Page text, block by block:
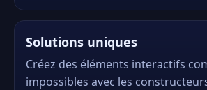
Solutions uniques
Créez des éléments interactifs
impossibles avec les